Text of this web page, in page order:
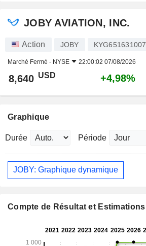
JOBY AVIATION, INC.
Action JOBY KYG651631007
Marché Fermé - NYSE 22:00:02 07/08/2026
8,640 USD +4,98%
Graphique
Durée Période
JOBY: Graphique dynamique
Compte de Résultat et Estimations